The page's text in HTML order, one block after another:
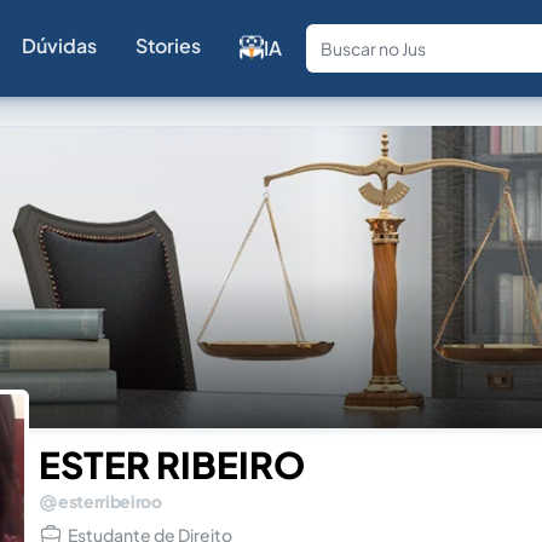
Dúvidas Stories IA
Fale com
ESTER RIBEIRO
esterribeiroo
Estudante de Direito